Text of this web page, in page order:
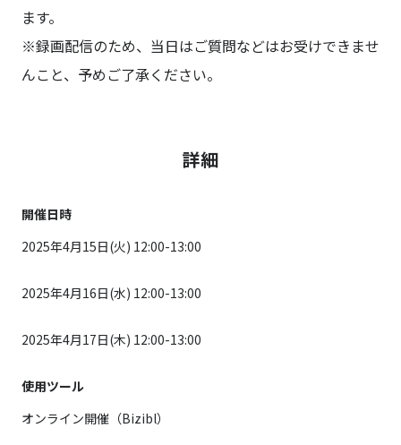
ます。
※録画配信のため、当日はご質問などはお受けできませ
んこと、予めご了承ください。
詳細
開催日時
2025年4月15日(火) 12:00-13:00
2025年4月16日(水) 12:00-13:00
2025年4月17日(木) 12:00-13:00
使用ツール
オンライン開催（Bizibl）